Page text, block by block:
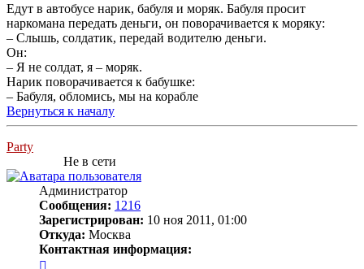
Едут в автобусе нарик, бабуля и моряк. Бабуля просит
наркомана передать деньги, он поворачивается к моряку:
– Слышь, солдатик, передай водителю деньги.
Он:
– Я не солдат, я – моряк.
Нарик поворачивается к бабушке:
– Бабуля, обломись, мы на корабле
Вернуться к началу
Party
Не в сети
Администратор
Сообщения: 1216
Зарегистрирован: 10 ноя 2011, 01:00
Откуда: Москва
Контактная информация: